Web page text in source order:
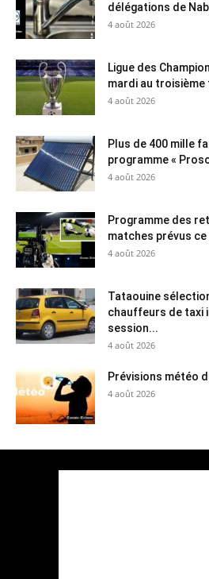
délégations de
4 août 2026
Ligue des
mardi au troisième
4 août 2026
Plus de 400 mille
programme «
4 août 2026
Programme des
matches prévus
4 août 2026
Tataouine
chauffeurs de taxi
session...
4 août 2026
Prévisions météo
4 août 2026